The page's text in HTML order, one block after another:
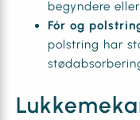
begyndere
Fór og
polstring har